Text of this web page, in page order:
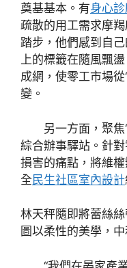
奠基基本。有身心
疏散的用工需求摩
踏步，他們感到自
上的標籤在隨風飄
成網，使零工市場從
變。
另一方面，聚焦
綜合辦事驛站。針
損害的痛點，將維
全 民生社區室內設計
林天秤隨即將蕾絲
圖以柔性的美學，